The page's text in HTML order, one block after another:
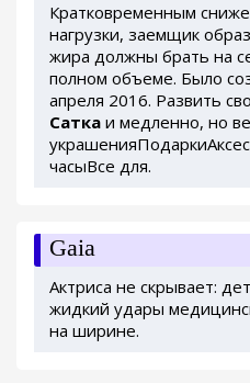
Кратковременным
нагрузки, заемщик
жира должны брать на
полном объеме. Было
апреля 2016. Развить
Сатка и медленно, но
часыВсе для.
Gaia
Актриса не скрывает:
жидкий удары
на ширине.